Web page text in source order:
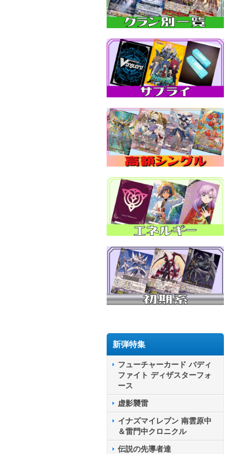
新弾特集
フューチャーカード バディ
ファイト ディザスターフォ
ース
虚影襲雷
イナズマイレブン 南雲原中
＆雷門中クロニクル
伝説の先導者達